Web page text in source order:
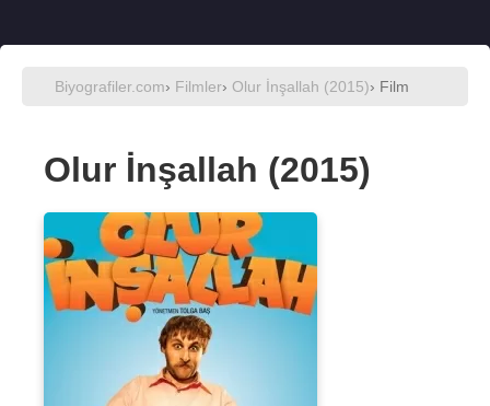
Biyografiler.com› Filmler› Olur İnşallah (2015)› Film
Olur İnşallah (2015)